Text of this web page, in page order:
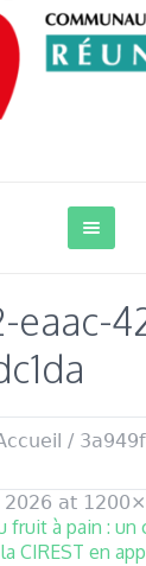
eaac-
/
at
fruit à pain : un
CIREST en